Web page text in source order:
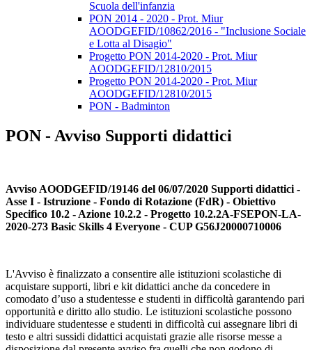
Scuola dell'infanzia
PON 2014 - 2020 - Prot. Miur
AOODGEFID/10862/2016 - "Inclusione Sociale
e Lotta al Disagio"
Progetto PON 2014-2020 - Prot. Miur
AOODGEFID/12810/2015
Progetto PON 2014-2020 - Prot. Miur
AOODGEFID/12810/2015
PON - Badminton
PON - Avviso Supporti didattici
Avviso AOODGEFID/19146 del 06/07/2020 Supporti didattici -
Asse I - Istruzione - Fondo di Rotazione (FdR) - Obiettivo
Specifico 10.2 - Azione 10.2.2 - Progetto 10.2.2A-FSEPON-LA-
2020-273 Basic Skills 4 Everyone - CUP G56J20000710006
L'Avviso è finalizzato a consentire alle istituzioni scolastiche di
acquistare supporti, libri e kit didattici anche da concedere in
comodato d’uso a studentesse e studenti in difficoltà garantendo pari
opportunità e diritto allo studio. Le istituzioni scolastiche possono
individuare studentesse e studenti in difficoltà cui assegnare libri di
testo e altri sussidi didattici acquistati grazie alle risorse messe a